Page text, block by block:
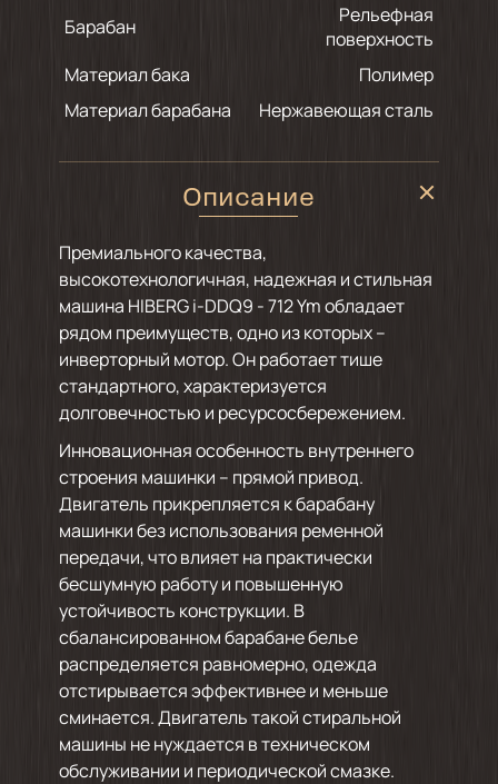
Барабан
Рельефная
поверхность
Материал бака
Полимер
Материал барабана
Нержавеющая сталь
Описание
Премиального качества,
высокотехнологичная, надежная и стильная
машина HIBERG i-DDQ9 - 712 Ym обладает
рядом преимуществ, одно из которых –
инверторный мотор. Он работает тише
стандартного, характеризуется
долговечностью и ресурсосбережением.
Инновационная особенность внутреннего
строения машинки – прямой привод.
Двигатель прикрепляется к барабану
машинки без использования ременной
передачи, что влияет на практически
бесшумную работу и повышенную
устойчивость конструкции. В
сбалансированном барабане белье
распределяется равномерно, одежда
отстирывается эффективнее и меньше
сминается. Двигатель такой стиральной
машины не нуждается в техническом
обслуживании и периодической смазке.